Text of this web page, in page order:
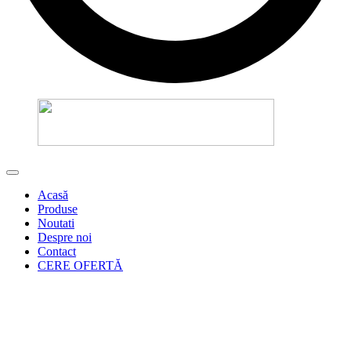
Acasă
Produse
Noutati
Despre noi
Contact
CERE OFERTĂ